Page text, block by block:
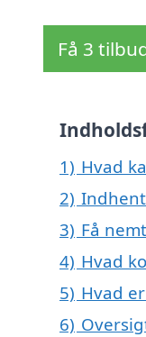
Få 3
1) Hvad
2)
3) Få
4) Hvad
5) Hvad
6)